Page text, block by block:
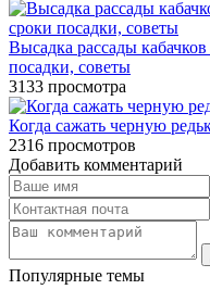
Высадка рассады
посадки, советы
3133 просмотра
Когда сажать черную
2316 просмотров
Добавить комментарий
Популярные темы